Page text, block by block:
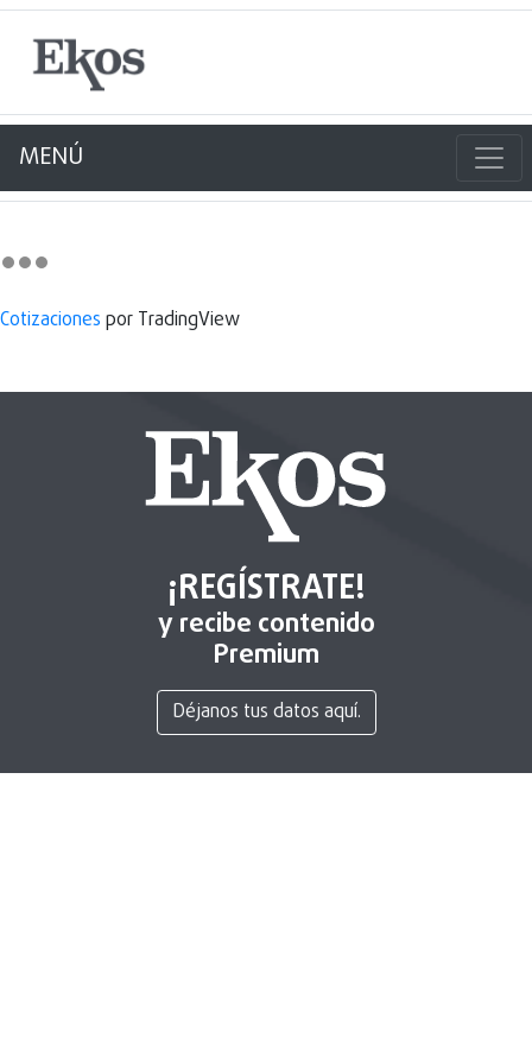
MENÚ
Cotizaciones por TradingView
¡REGÍSTRATE!
y recibe contenido
Premium
Déjanos tus datos aquí.